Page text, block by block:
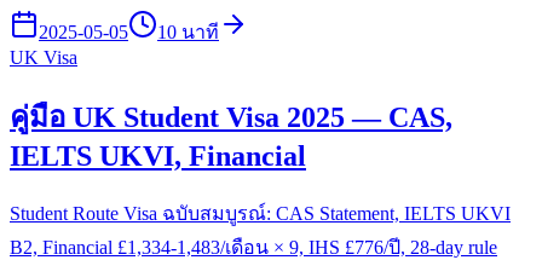
2025-05-05
10 นาที
UK Visa
คู่มือ UK Student Visa 2025 — CAS,
IELTS UKVI, Financial
Student Route Visa ฉบับสมบูรณ์: CAS Statement, IELTS UKVI
B2, Financial £1,334-1,483/เดือน × 9, IHS £776/ปี, 28-day rule